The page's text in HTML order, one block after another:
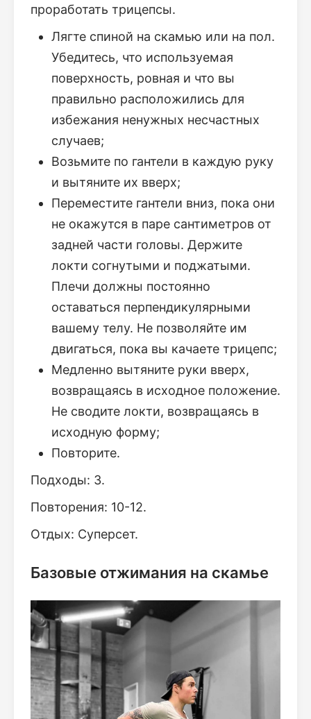
проработать трицепсы.
Лягте спиной на скамью или на пол.
Убедитесь, что используемая
поверхность, ровная и что вы
правильно расположились для
избежания ненужных несчастных
случаев;
Возьмите по гантели в каждую руку
и вытяните их вверх;
Переместите гантели вниз, пока они
не окажутся в паре сантиметров от
задней части головы. Держите
локти согнутыми и поджатыми.
Плечи должны постоянно
оставаться перпендикулярными
вашему телу. Не позволяйте им
двигаться, пока вы качаете трицепс;
Медленно вытяните руки вверх,
возвращаясь в исходное положение.
Не сводите локти, возвращаясь в
исходную форму;
Повторите.
Подходы: 3.
Повторения: 10-12.
Отдых: Суперсет.
Базовые отжимания на скамье